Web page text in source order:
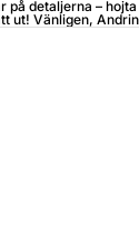
på detaljerna – hojta
ut! Vänligen,